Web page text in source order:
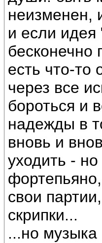
неизменен,
и если идея
бесконечно
есть что-то
через все
бороться и
надежды в
вновь и
уходить -
свои
скрипки...
...но музыка